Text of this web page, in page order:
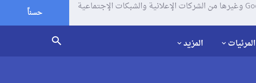
يستخدم موقعنا ملفات تعريف الإرتباط (الكوكيز) لتحليل زياراتك وإستخدامك للموقع و تتم مشاركة بعض المعلومات مع Google وغيرها من الشركات الإعلانية والشبكات الإجتماعية
حسناً
المرئيات المزيد